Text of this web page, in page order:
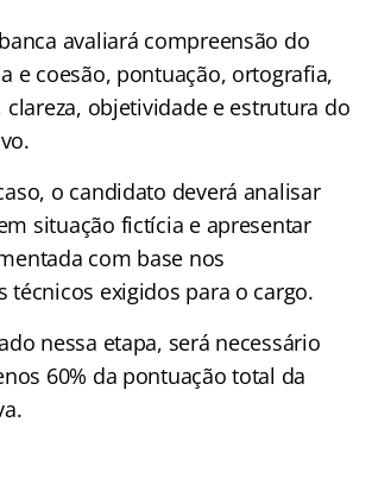
avaliará compreensão do
e coesão, pontuação, ortografia,
objetividade e estrutura do
o candidato deverá analisar
situação fictícia e apresentar
com base nos
técnicos exigidos para o cargo.
nessa etapa, será necessário
60% da pontuação total da